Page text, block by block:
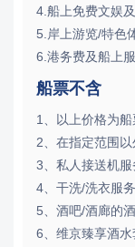
4.船上免费文娱
5.岸上游览/特色
6.港务费及船上
船票不含
1、以上价格为
2、在指定范围以
3、私人接送机服
4、干洗/洗衣服
5、酒吧/酒廊的
6、维京臻享酒水